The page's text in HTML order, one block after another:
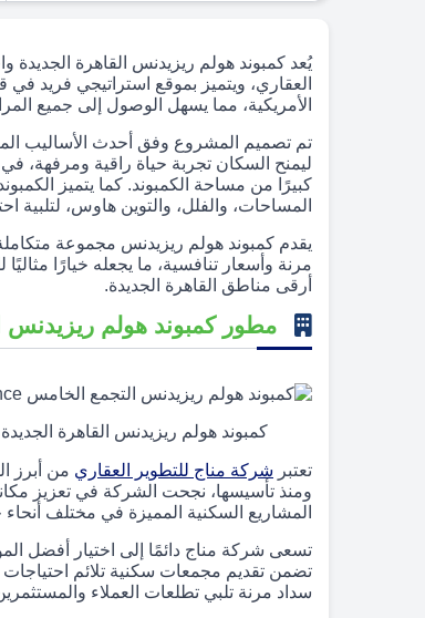
يُعد كمبوند هولم ريزيدنس القاهرة الجديدة
العقاري، ويتميز بموقع استراتيجي فريد
الأمريكية، مما يسهل الوصول إلى جميع
تم تصميم المشروع وفق أحدث الأساليب
ليمنح السكان تجربة حياة راقية ومرفهة،
كبيرًا من مساحة الكمبوند. كما يتميز
المساحات، والفلل، والتوين هاوس، لتلبية
يقدم كمبوند هولم ريزيدنس مجموعة
مرنة وأسعار تنافسية، ما يجعله خيارًا
أرقى مناطق القاهرة الجديدة.
مطور كمبوند هولم ريزيدنس
كمبوند هولم ريزيدنس القاهرة الجديدة
تعتبر شركة مناج للتطوير العقاري
ومنذ تأسيسها، نجحت الشركة في تعزيز
المشاريع السكنية المميزة في مختلف
تسعى شركة مناج دائمًا إلى اختيار أفضل
تضمن تقديم مجمعات سكنية تلائم احتياجات
سداد مرنة تلبي تطلعات العملاء